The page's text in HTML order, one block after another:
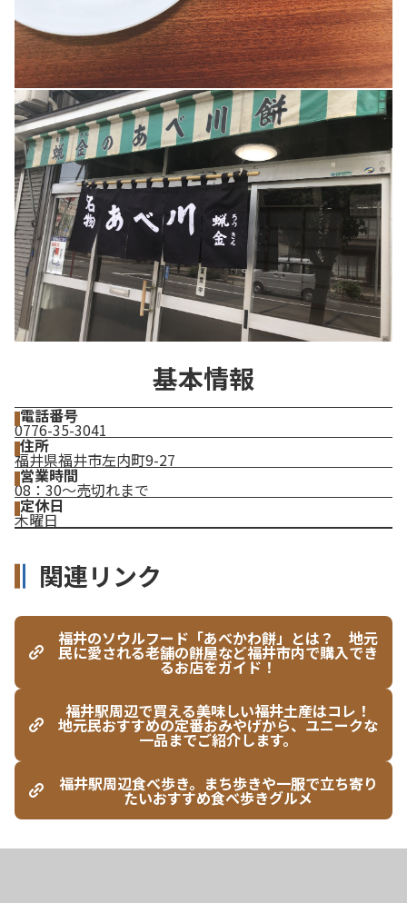
基本情報
電話番号
0776-35-3041
住所
福井県福井市左内町9-27
営業時間
08：30～売切れまで
定休日
木曜日
関連リンク
福井のソウルフード「あべかわ餅」とは？ 地元
民に愛される老舗の餅屋など福井市内で購入でき
るお店をガイド！
福井駅周辺で買える美味しい福井土産はコレ！
地元民おすすめの定番おみやげから、ユニークな
一品までご紹介します。
福井駅周辺食べ歩き。まち歩きや一服で立ち寄り
たいおすすめ食べ歩きグルメ